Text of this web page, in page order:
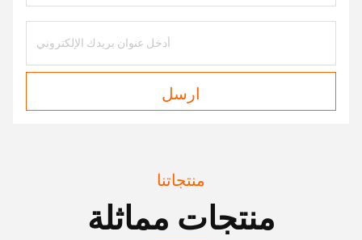
ارسل
منتجاتنا
منتجات مماثلة